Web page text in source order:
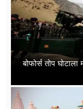
बोफोर्स तोप